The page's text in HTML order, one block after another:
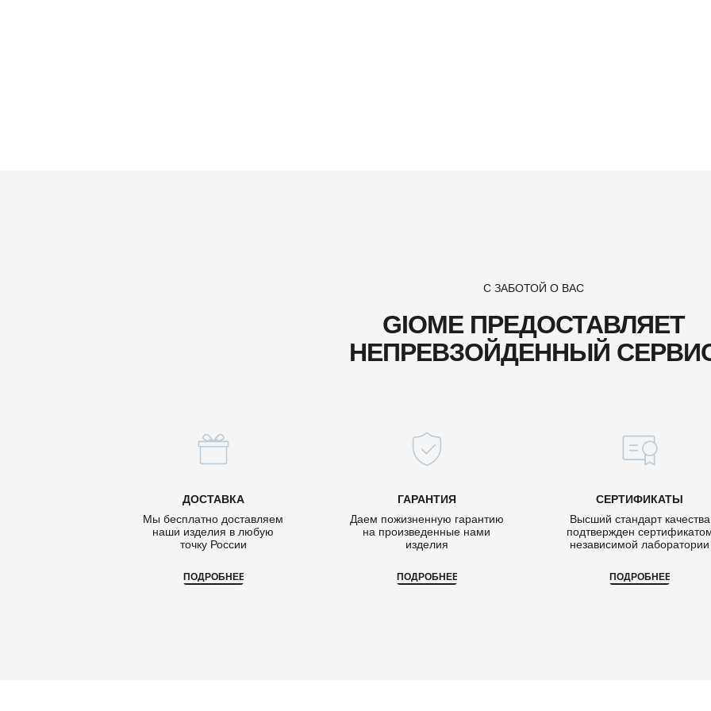
С ЗАБОТОЙ О ВАС
GIOME ПРЕДОСТАВЛЯЕТ
НЕПРЕВЗОЙДЕННЫЙ
ДОСТАВКА ГАРАНТИЯ
СЕРТИФИКАТЫ
Мы бесплатно доставляем
наши изделия в любую
точку России
Даем пожизненную гарантию
на произведенные нами
изделия
Высший стандарт качества
подтвержден
независимой лаборатории
ПОДРОБНЕЕ ПОДРОБНЕЕ ПОДРОБНЕЕ